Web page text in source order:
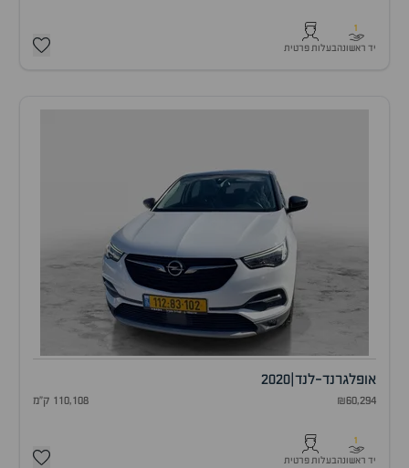
1
יד ראשונהבעלות פרטית
אופלגרנד-לנד 2020
₪60,294 110,108 ק"מ
1
יד ראשונהבעלות פרטית